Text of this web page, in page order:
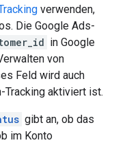
verwenden,
Die Google Ads-
in Google
von
Feld wird auch
Tracking aktiviert ist.
gibt an, ob das
im Konto